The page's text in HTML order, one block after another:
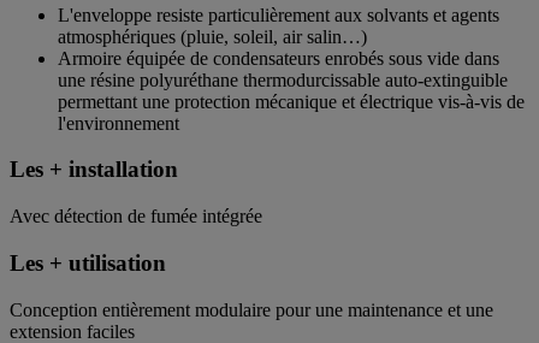
L'enveloppe resiste particulièrement aux solvants et agents
atmosphériques (pluie, soleil, air salin…)
Armoire équipée de condensateurs enrobés sous vide dans
une résine polyuréthane thermodurcissable auto-extinguible
permettant une protection mécanique et électrique vis-à-vis de
l'environnement
Les + installation
Avec détection de fumée intégrée
Les + utilisation
Conception entièrement modulaire pour une maintenance et une
extension faciles